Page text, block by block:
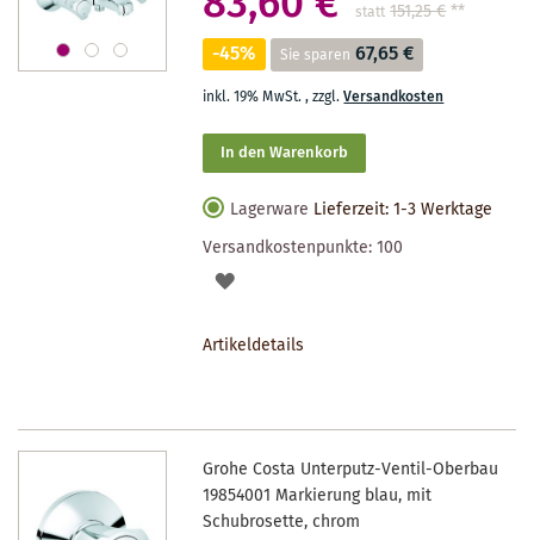
statt 151,25 €**
-45% Sie sparen 67,65 €
inkl. 19% MwSt.,zzgl.Versandkosten
In den Warenkorb
Lagerware Lieferzeit: 1-3 Werktage
Versandkostenpunkte:100
AUF
Artikeldetails
Grohe Costa Unterputz-Ventil-Oberbau
19854001 Markierung blau, mit
Schubrosette, chrom